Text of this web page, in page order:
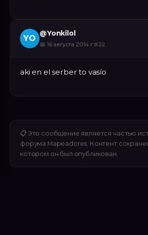
YO
@Yonkilol
📅 16 августа 2014 г.#22
aki en el serber to vasío
📋 Это сообщение является частью
форума Mapeadores. Контент
котором он был опубликован.